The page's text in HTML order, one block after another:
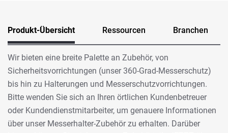
Produkt-Übersicht Ressourcen Branchen
Wir bieten eine breite Palette an Zubehör, von
Sicherheitsvorrichtungen (unser 360-Grad-Messerschutz)
bis hin zu Halterungen und Messerschutzvorrichtungen.
Bitte wenden Sie sich an Ihren örtlichen Kundenbetreuer
oder Kundendienstmitarbeiter, um genauere Informationen
über unser Messerhalter-Zubehör zu erhalten. Darüber